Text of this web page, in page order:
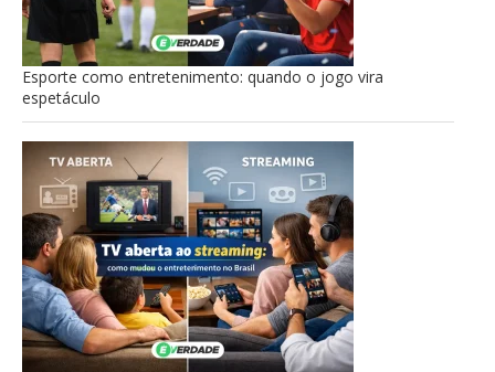
Esporte como entretenimento: quando o jogo vira
espetáculo